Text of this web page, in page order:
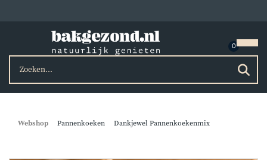
Webshop Pannenkoeken Dankjewel Pannenkoekenmix